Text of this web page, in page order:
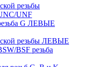
резьбы
UNF
G ЛЕВЫЕ
резьбы ЛЕВЫЕ
BSF резьба